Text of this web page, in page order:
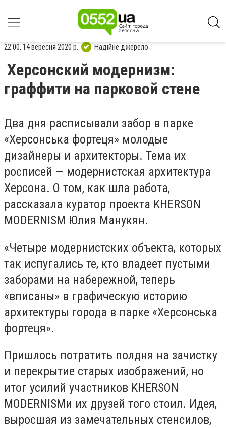
22:00, 14 вересня 2020 р. Надійне джерело
Херсонский модернизм:
граффити на парковой стене
Два дня расписывали забор в парке
«Херсонська фортеця» молодые
дизайнеры и архитекторы. Тема их
росписей — модернистская архитектура
Херсона. О том, как шла работа,
рассказала куратор проекта KHERSON
MODERNISM Юлия Манукян.
«Четыре модернистских объекта, которых
так испугались те, кто владеет пустыми
заборами на набережной, теперь
«вписаны» в графическую историю
архитектуры города в парке «Херсонська
фортеця».
Пришлось потратить полдня на зачистку
и перекрытие старых изображений, но
итог усилий участников KHERSON
MODERNISMи их друзей того стоил. Идея,
выросшая из замечательных стенсилов,